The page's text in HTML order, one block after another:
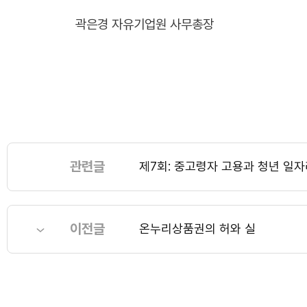
곽은경 자유기업원 사무총장
관련글 제7회: 중고령자 고용과 청년 일자
이전글 온누리상품권의 허와 실